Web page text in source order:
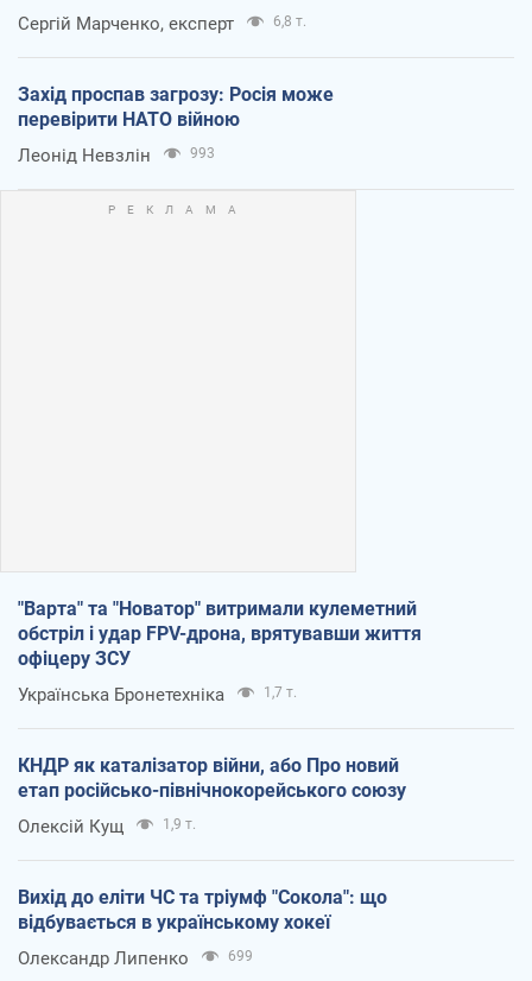
Сергій Марченко, експерт 6,8 т.
Захід проспав загрозу: Росія може
перевірити НАТО війною
Леонід Невзлін 993
"Варта" та "Новатор" витримали кулеметний
обстріл і удар FPV-дрона, врятувавши життя
офіцеру ЗСУ
Українська Бронетехніка 1,7 т.
КНДР як каталізатор війни, або Про новий
етап російсько-північнокорейського союзу
Олексій Кущ 1,9 т.
Вихід до еліти ЧС та тріумф "Сокола": що
відбувається в українському хокеї
Олександр Липенко 699